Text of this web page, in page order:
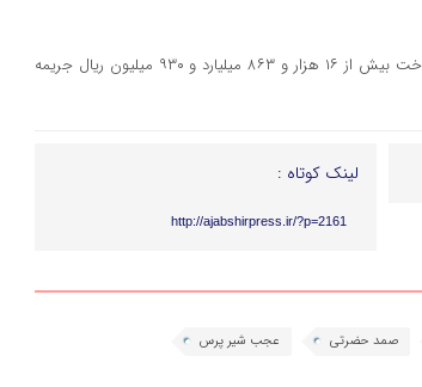
در سال گذشته قاچاقچیان کالا و ارز در این استان به پرداخت بیش از ۱۶ هزار و ۸۶۳ میلیارد و ۹۳۰ میلیون ریال جریمه
لینک کوتاه :
http://ajabshirpress.ir/?p=2161
صمد حضرتی عجب شیر پرس